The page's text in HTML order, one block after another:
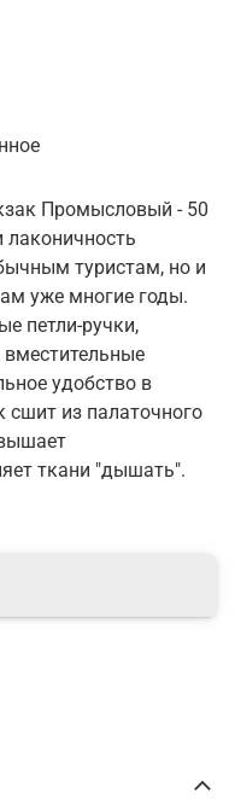
Промысловый - 50
лаконичность
туристам, но и
уже многие годы.
петли-ручки,
удобство в
сшит из палаточного
ткани "дышать".